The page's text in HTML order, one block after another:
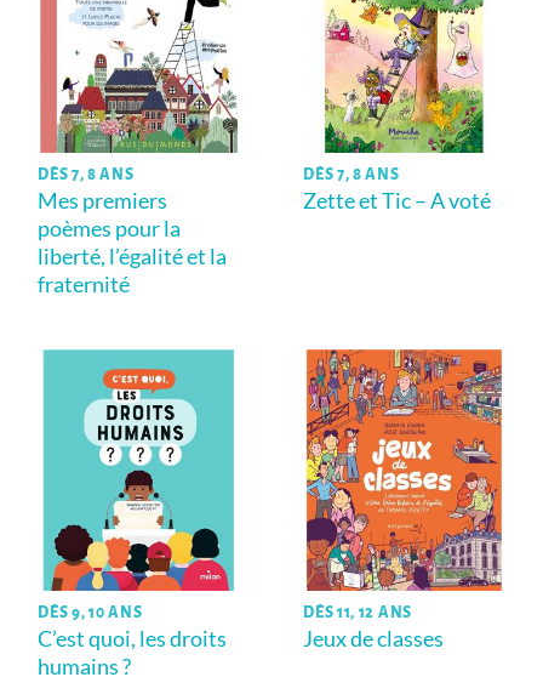
DÈS 7, 8 ANS
Mes premiers
poèmes pour la
liberté, l’égalité et la
fraternité
DÈS 7, 8 ANS
Zette et Tic – A voté
DÈS 9, 10 ANS
C’est quoi, les droits
humains ?
DÈS 11, 12 ANS
Jeux de classes